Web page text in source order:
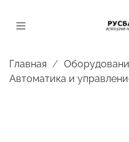
Главная
Автоматика и